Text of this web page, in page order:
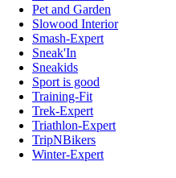
Pet and Garden
Slowood Interior
Smash-Expert
Sneak'In
Sneakids
Sport is good
Training-Fit
Trek-Expert
Triathlon-Expert
TripNBikers
Winter-Expert